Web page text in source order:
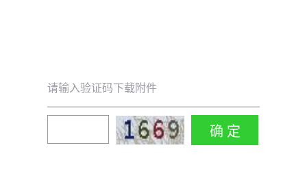
请输入验证码下载附件